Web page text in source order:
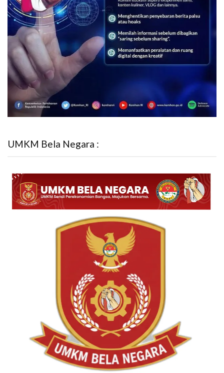
UMKM Bela Negara :